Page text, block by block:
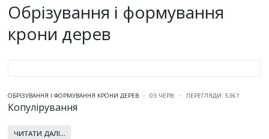
Обрізування і формування
крони дерев
ОБРІЗУВАННЯ І ФОРМУВАННЯ КРОНИ ДЕРЕВ 03.ЧЕРВ. ПЕРЕГЛЯДИ: 5361
Копулірування
ЧИТАТИ ДАЛІ...